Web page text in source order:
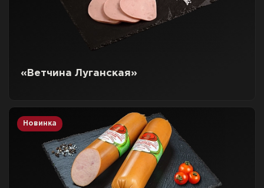
«Ветчина Луганская»
Новинка